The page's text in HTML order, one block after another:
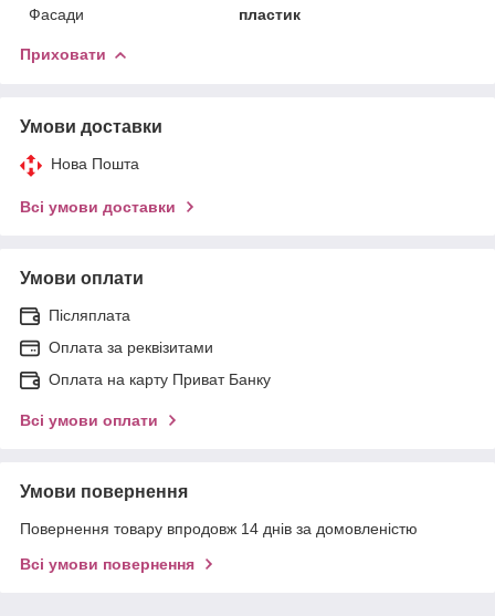
Фасади
пластик
Приховати
Умови доставки
Нова Пошта
Всі умови доставки
Умови оплати
Післяплата
Оплата за реквізитами
Оплата на карту Приват Банку
Всі умови оплати
Умови повернення
Повернення товару впродовж 14 днів за домовленістю
Всі умови повернення